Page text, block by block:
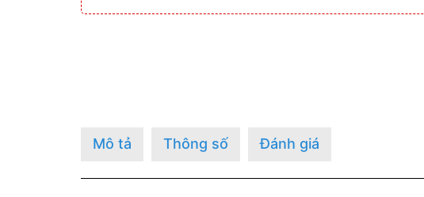
Mô tả Thông số Đánh giá